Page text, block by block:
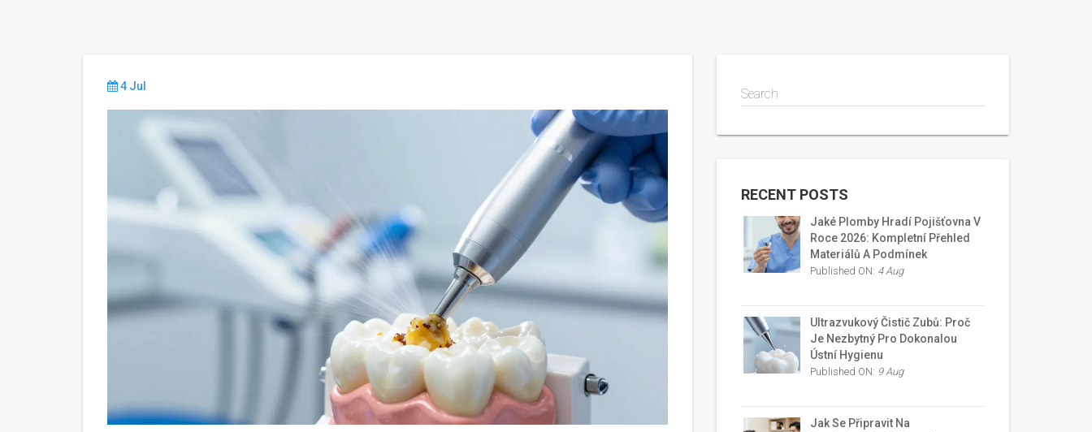
4 Jul Search
RECENT POSTS
Jaké Plomby Hradí Pojišťovna V
Roce 2026: Kompletní Přehled
Materiálů A Podmínek
Published ON: 4 Aug
Ultrazvukový Čistič Zubů: Proč
Je Nezbytný Pro Dokonalou
Ústní Hygienu
Published ON: 9 Aug
Jak Se Připravit Na